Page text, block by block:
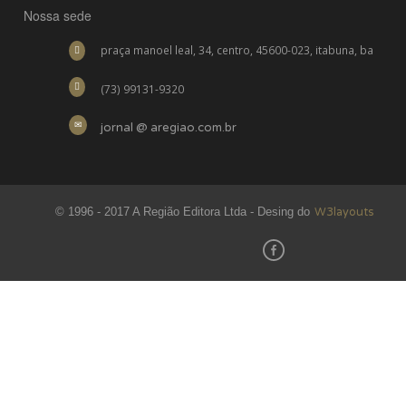
Nossa sede
praça manoel leal, 34, centro, 45600-023, itabuna, ba
(73) 99131-9320
jornal @ aregiao.com.br
© 1996 - 2017 A Região Editora Ltda - Desing do W3layouts